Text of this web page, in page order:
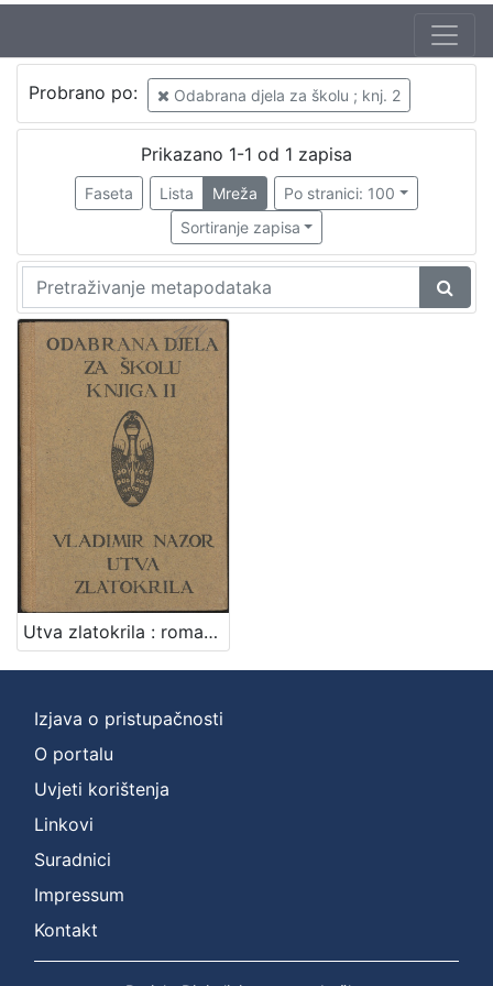
Probrano po: Odabrana djela za školu ; knj. 2
Prikazano 1-1 od 1 zapisa
Faseta Lista Mreža
Po stranici: 100
Sortiranje zapisa
Utva zlatokrila : romantički ep u 5 pjevanja / Vladimir Nazor ; uvod napisao A. Bazala
Izjava o pristupačnosti
O portalu
Uvjeti korištenja
Linkovi
Suradnici
Impressum
Kontakt